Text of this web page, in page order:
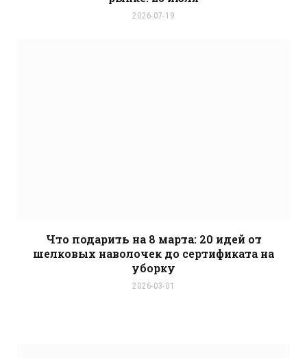
2026-07-19
Что подарить на 8 марта: 20 идей от
шелковых наволочек до сертификата на
уборку
2026-03-01